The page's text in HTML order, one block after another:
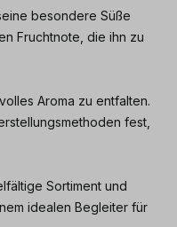
besondere Süße
Fruchtnote, die ihn zu
Aroma zu entfalten.
fest,
Sortiment und
idealen Begleiter für